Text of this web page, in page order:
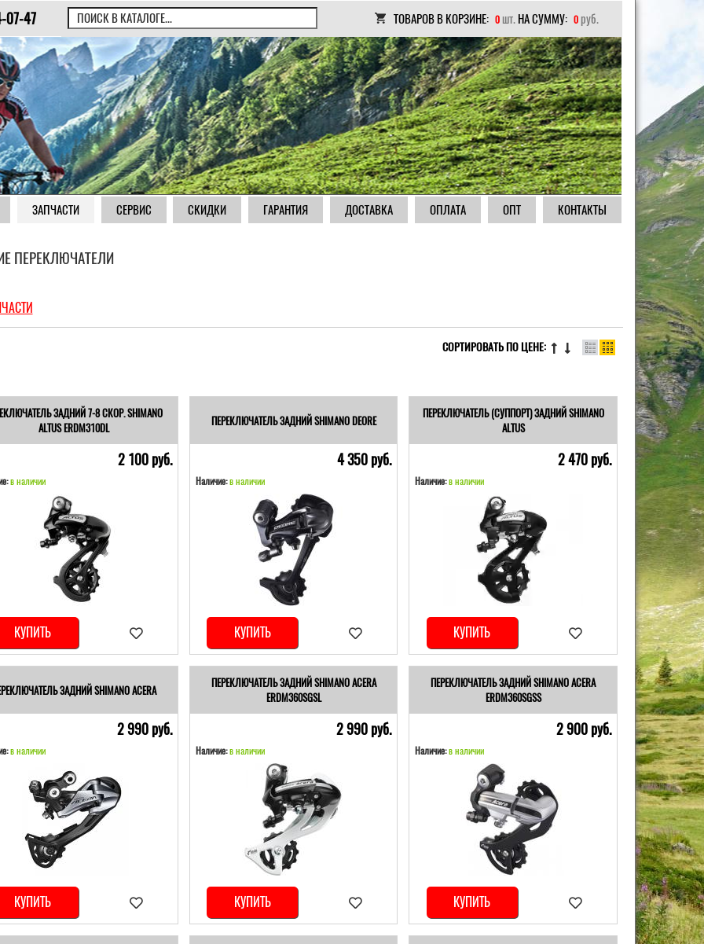
07-47 ТОВАРОВ В КОРЗИНЕ: 0 шт. НА СУММУ: 0 руб.
ЗАПЧАСТИ СЕРВИС СКИДКИ ГАРАНТИЯ ДОСТАВКА ОПЛАТА ОПТ КОНТАКТЫ
ПЕРЕКЛЮЧАТЕЛИ
СОРТИРОВАТЬ ПО ЦЕНЕ:
ЗАДНИЙ 7-8 СКОР. SHIMANO
ALTUS ERDM310DL
2 100 pуб.
в наличии
КУПИТЬ
ПЕРЕКЛЮЧАТЕЛЬ ЗАДНИЙ SHIMANO DEORE
4 350 pуб.
Наличие:в наличии
КУПИТЬ
ПЕРЕКЛЮЧАТЕЛЬ (СУППОРТ) ЗАДНИЙ SHIMANO
ALTUS
2 470 pуб.
Наличие:в наличии
КУПИТЬ
ЗАДНИЙ SHIMANO ACERA
2 990 pуб.
в наличии
КУПИТЬ
ПЕРЕКЛЮЧАТЕЛЬ ЗАДНИЙ SHIMANO ACERA
ERDM360SGSL
2 990 pуб.
Наличие:в наличии
КУПИТЬ
ПЕРЕКЛЮЧАТЕЛЬ ЗАДНИЙ SHIMANO ACERA
ERDM360SGSS
2 900 pуб.
Наличие:в наличии
КУПИТЬ